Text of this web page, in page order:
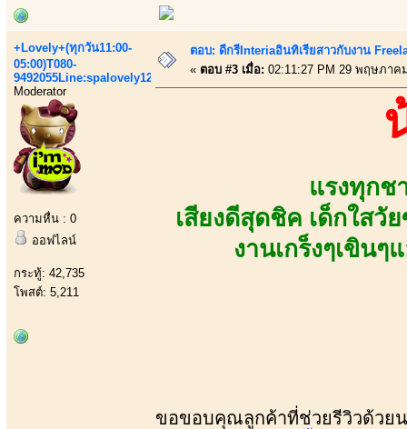
+Lovely+(ทุกวัน11:00-
05:00)T080-
9492055Line:spalovely123
Moderator
ความหื่น : 0
ออฟไลน์
กระทู้: 42,735
โพสต์: 5,211
ตอบ: ดีกรีInteriaอินทิเรียสาวกับงาน
« ตอบ #3 เมื่อ: 02:11:27 PM 29 พฤษภาค
แรงทุกช
เสียงดีสุดชิค เด็กใสวั
งานเกร็งๆเขิน
ขอขอบคุณลูกค้าที่ช่วยรีวิวด้วย